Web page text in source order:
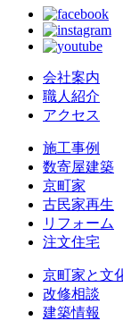
会社案内
職人紹介
アクセス
施工事例
数寄屋建築
京町家
古民家再生
リフォーム
注文住宅
京町家と文
改修相談
建築情報